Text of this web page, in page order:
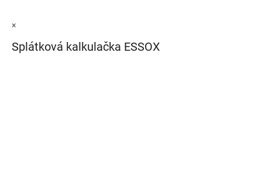
×
Splátková kalkulačka ESSOX